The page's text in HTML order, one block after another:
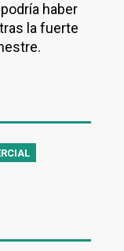
haber
la fuerte